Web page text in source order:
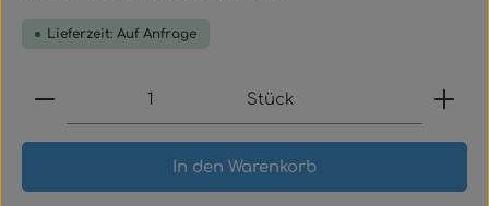
Lieferzeit: Auf Anfrage
Produkt Anzahl: Gib den gewünschten Wert
Stück
In den Warenkorb